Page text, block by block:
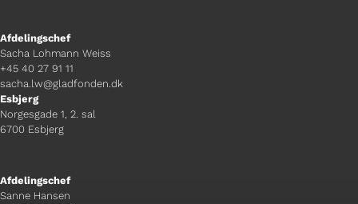
Afdelingschef
Sacha Lohmann Weiss
+45 40 27 91 11
sacha.lw@gladfonden.dk
Esbjerg
Norgesgade 1, 2. sal
6700 Esbjerg
Afdelingschef
Sanne Hansen